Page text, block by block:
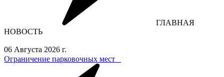
ГЛАВНАЯ
НОВОСТЬ
06 Августа 2026 г.
Ограничение парковочных мест⁣⁣⠀